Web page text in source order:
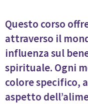
Questo corso
attraverso il
influenza sul
spirituale. Ogni
colore specifico,
aspetto